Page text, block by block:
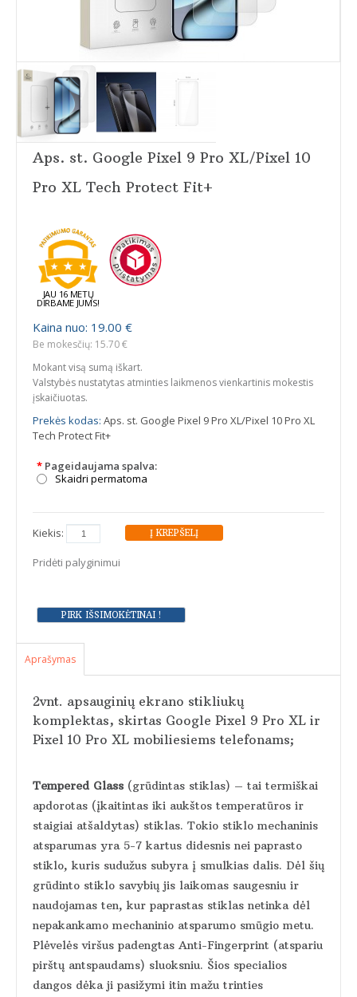
Aps. st. Google Pixel 9 Pro XL/Pixel 10
Pro XL Tech Protect Fit+
JAU 16 METŲ
DIRBAME JUMS!
Kaina nuo: 19.00 €
Be mokesčių: 15.70 €
Mokant visą sumą iškart.
Valstybės nustatytas atminties laikmenos vienkartinis mokestis
įskaičiuotas.
Prekės kodas: Aps. st. Google Pixel 9 Pro XL/Pixel 10 Pro XL
Tech Protect Fit+
* Pageidaujama spalva:
Skaidri permatoma
Kiekis:
Pridėti palyginimui
Aprašymas
2vnt. apsauginių ekrano stikliukų
komplektas, skirtas Google Pixel 9 Pro XL ir
Pixel 10 Pro XL mobiliesiems telefonams;
Tempered Glass (grūdintas stiklas) – tai termiškai
apdorotas (įkaitintas iki aukštos temperatūros ir
staigiai atšaldytas) stiklas. Tokio stiklo mechaninis
atsparumas yra 5-7 kartus didesnis nei paprasto
stiklo, kuris sudužus subyra į smulkias dalis. Dėl šių
grūdinto stiklo savybių jis laikomas saugesniu ir
naudojamas ten, kur paprastas stiklas netinka dėl
nepakankamo mechaninio atsparumo smūgio metu.
Plėvelės viršus padengtas Anti-Fingerprint (atspariu
pirštų antspaudams) sluoksniu. Šios specialios
dangos dėka ji pasižymi itin mažu trinties